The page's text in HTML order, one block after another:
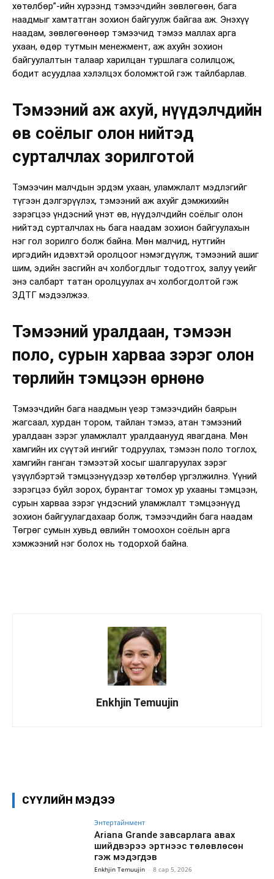
хөтөлбөр”-ийн хүрээнд тэмээчдийн зөвлөгөөн, бага
наадмыг хамтатган зохион байгуулж байгаа аж. Энэхүү
наадам, зөвлөгөөнөөр тэмээчид тэмээ маллах арга
ухаан, өдөр тутмын менежмент, аж ахуйн зохион
байгуулалтын талаар харилцан туршлага солилцож,
бодит асуудлаа хэлэлцэх боломжтой гэж тайлбарлав.
Тэмээний аж ахуй, нүүдэлчдийн
өв соёлыг олон нийтэд
сурталчлах зорилготой
Тэмээчин малчдын эрдэм ухаан, уламжлалт мэдлэгийг
түгээн дэлгэрүүлэх, тэмээний аж ахуйг дэмжихийн
зэрэгцээ үндэсний үнэт өв, нүүдэлчдийн соёлыг олон
нийтэд сурталчлах нь бага наадам зохион байгуулахын
нэг гол зорилго болж байна. Мөн малчид, нутгийн
иргэдийн идэвхтэй оролцоог нэмэгдүүлж, тэмээний ашиг
шим, эдийн засгийн ач холбогдлыг тодотгох, залуу үеийг
энэ салбарт татан оролцуулах ач холбогдолтой гэж
ЗДТГ мэдээлжээ.
Тэмээний уралдаан, тэмээн
поло, сурын харваа зэрэг олон
төрлийн тэмцээн өрнөнө
Тэмээчдийн бага наадмын үеэр тэмээчдийн баярын
жагсаал, хурдан тором, тайлан тэмээ, атан тэмээний
уралдаан зэрэг уламжлалт уралдаанууд явагдана. Мөн
хамгийн их сүүтэй ингийг тодруулах, тэмээн поло тоглох,
хамгийн ганган тэмээтэй хосыг шалгаруулах зэрэг
үзүүлбэртэй тэмцээнүүдээр хөтөлбөр үргэлжилнэ. Үүний
зэрэгцээ буйл зорох, бурантаг томох ур ухааны тэмцээн,
сурын харваа зэрэг үндэсний уламжлалт тэмцээнүүд
зохион байгуулагдахаар болж, тэмээчдийн бага наадам
Төгрөг сумын хувьд өвлийн томоохон соёлын арга
хэмжээний нэг болох нь тодорхой байна.
Enkhjin Temuujin
СҮҮЛИЙН МЭДЭЭ
Энтертайнмент
Ariana Grande завсарлага авах
шийдвэрээ эртнээс төлөвлөсөн
гэж мэдэгдэв
Enkhjin Temuujin - 8 сар 5, 2026